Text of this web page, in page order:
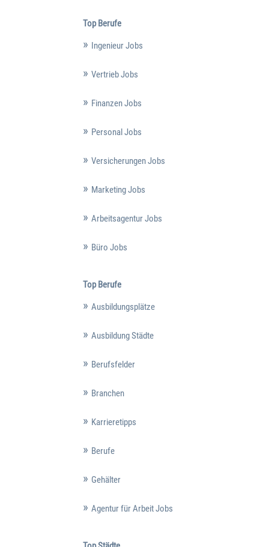
Top Berufe
Ingenieur Jobs
Vertrieb Jobs
Finanzen Jobs
Personal Jobs
Versicherungen Jobs
Marketing Jobs
Arbeitsagentur Jobs
Büro Jobs
Top Berufe
Ausbildungsplätze
Ausbildung Städte
Berufsfelder
Branchen
Karrieretipps
Berufe
Gehälter
Agentur für Arbeit Jobs